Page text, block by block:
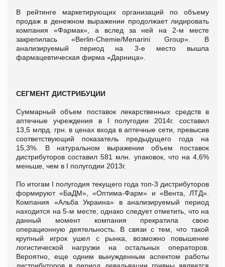
В рейтинге маркетирующих организаций по объему
продаж в денежном выражении продолжает лидировать
компания «Фармак», а вслед за ней на 2-м месте
закрепилась «Berlin-Chemie/Menarini Group». В
анализируемый период на 3-е место вышла
фармацевтическая фирма «Дарница».
СЕГМЕНТ ДИСТРИБУЦИИ
Суммарный объем поставок лекарственных средств в
аптечные учреждения в I полугодии 2014г. составил
13,5 млрд. грн. в ценах входа в аптечные сети, превысив
соответствующий показатель предыдущего года на
15,3%. В натуральном выражении объем поставок
дистрибуторов составил 581 млн. упаковок, что на 4,6%
меньше, чем в I полугодии 2013г.
По итогам I полугодия текущего года топ-3 дистрибуторов
формируют «БаДМ», «Оптима-Фарм» и «Вента, ЛТД».
Компания «Альба Украина» в анализируемый период
находится на 5-м месте, однако следует отметить, что на
данный момент компания прекратила свою
операционную деятельность. В связи с тем, что такой
крупный игрок ушел с рынка, возможно повышение
логистической нагрузки на остальных операторов.
Вероятно, еще одним вынужденным аспектом работы
дистрибуторов в период девальвации гривны является